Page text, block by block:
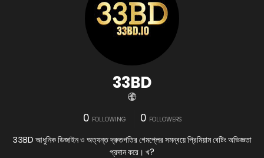
33BD
0 FOLLOWING 0 FOLLOWERS
33BD আধুনিক ডিজাইন ও অত্যন্ত দ্রুতগতির গেমপ্লের সমন্বয়ে প্রিমিয়াম বেটিং অভিজ্ঞতা
প্রদান করে। খ?